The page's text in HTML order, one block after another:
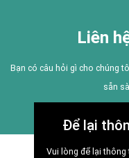
Liên
Bạn có câu hỏi gì cho chúng
sẵn
Để lại
Vui lòng để lại